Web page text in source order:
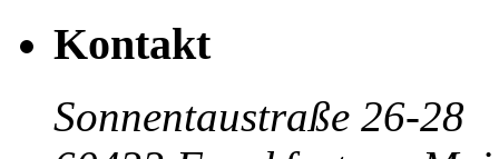
Kontakt
Sonnentaustraße 26-28